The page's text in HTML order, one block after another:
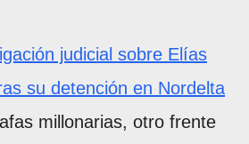
judicial sobre Elías
su detención en Nordelta
millonarias, otro frente